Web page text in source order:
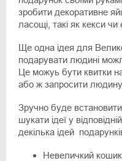
зробити декоративне
ласощі, такі як кекси чи
Ще одна ідея для
подарувати людині
Це можуь бути квитки на
або ж запросити людину
Зручно буде
шукати ідеї у
декілька ідей
Невеличкий